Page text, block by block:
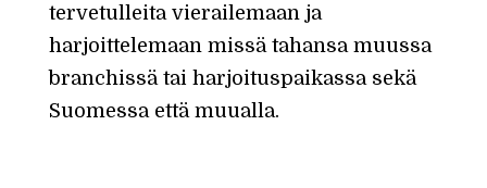
tervetulleita vierailemaan ja
harjoittelemaan missä tahansa muussa
branchissä tai harjoituspaikassa sekä
Suomessa että muualla.